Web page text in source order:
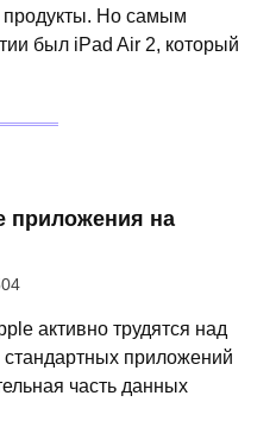
продукты. Но самым
был iPad Air 2, который
приложения на
активно трудятся над
приложений
часть данных